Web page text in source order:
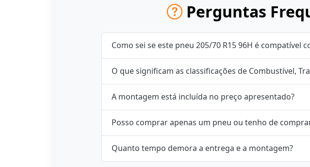
Perguntas
Como sei se este pneu 205/70 R15 96H é compatível
O que significam as classificações de Combustível,
A montagem está incluída no preço apresentado?
Posso comprar apenas um pneu ou tenho de
Quanto tempo demora a entrega e a montagem?